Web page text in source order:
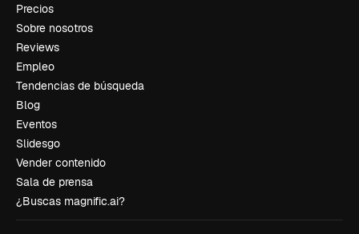
Precios
Sobre nosotros
Reviews
Empleo
Tendencias de búsqueda
Blog
Eventos
Slidesgo
Vender contenido
Sala de prensa
¿Buscas magnific.ai?